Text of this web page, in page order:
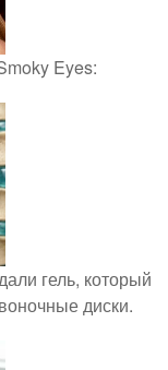
Eyes:
гель, который
диски.